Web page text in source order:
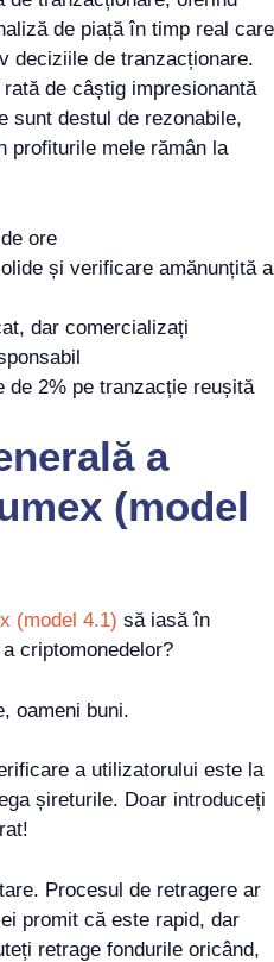
de piață în timp real care
deciziile de tranzacționare.
de câștig impresionantă
sunt destul de rezonabile,
profiturile mele rămân la
ore
și verificare amănunțită a
dar comercializați
de 2% pe tranzacție reușită
a
(model
(model 4.1) să iasă în
criptomonedelor?
oameni buni.
a utilizatorului este la
șireturile. Doar introduceți
Procesul de retragere ar
promit că este rapid, dar
retrage fondurile oricând,